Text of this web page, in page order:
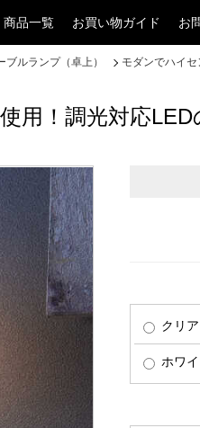
商品一覧 お買い物ガイド お
ブルランプ（卓上） モダンでハイ
！調光対応LED
クリ
ホワイ